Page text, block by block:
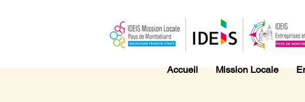
Accueil Mission Locale